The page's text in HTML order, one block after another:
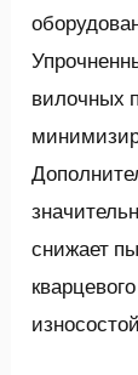
вилочных
снижает